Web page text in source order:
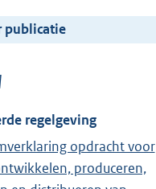
publicatie
regelgeving
opdracht voor
produceren,